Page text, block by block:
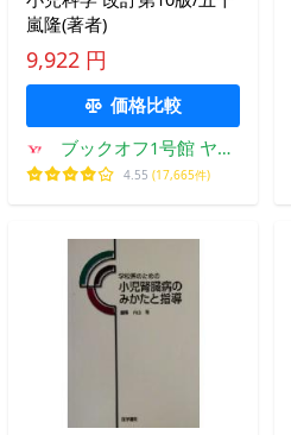
嵐隆(著者)
9,922 円
価格比較
ブックオフ1号館 ヤフ
ーショッピング店
4.55 (17,665件)